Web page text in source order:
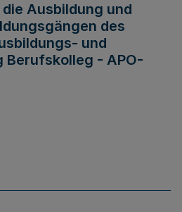
Ausbildung und
des
und
Berufskolleg - APO-